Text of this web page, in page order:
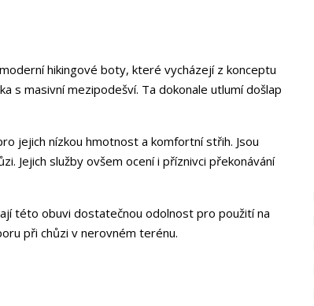
hikingové boty, které vycházejí z konceptu
s masivní mezipodešví. Ta dokonale utlumí došlap
jejich nízkou hmotnost a komfortní střih. Jsou
Jejich služby ovšem ocení i příznivci překonávání
této obuvi dostatečnou odolnost pro použití na
při chůzi v nerovném terénu.